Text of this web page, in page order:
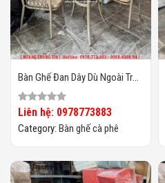
Bàn Ghế Đan Dây Dù Ngoài Trời
HTT06
Liên hệ: 0978773883
Category: Bàn ghế cà phê